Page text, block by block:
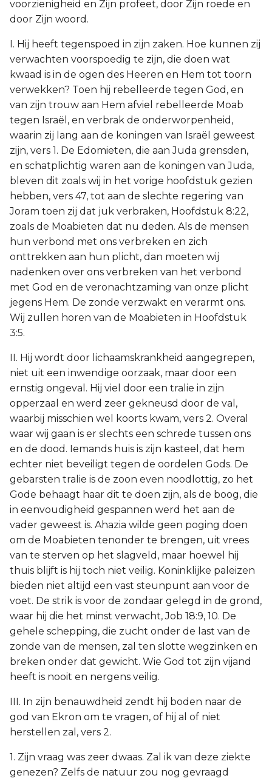
voorzienigheid en Zijn profeet, door Zijn roede en
door Zijn woord.
I. Hij heeft tegenspoed in zijn zaken. Hoe kunnen zij
verwachten voorspoedig te zijn, die doen wat
kwaad is in de ogen des Heeren en Hem tot toorn
verwekken? Toen hij rebelleerde tegen God, en
van zijn trouw aan Hem afviel rebelleerde Moab
tegen Israël, en verbrak de onderworpenheid,
waarin zij lang aan de koningen van Israël geweest
zijn, vers 1. De Edomieten, die aan Juda grensden,
en schatplichtig waren aan de koningen van Juda,
bleven dit zoals wij in het vorige hoofdstuk gezien
hebben, vers 47, tot aan de slechte regering van
Joram toen zij dat juk verbraken, Hoofdstuk 8:22,
zoals de Moabieten dat nu deden. Als de mensen
hun verbond met ons verbreken en zich
onttrekken aan hun plicht, dan moeten wij
nadenken over ons verbreken van het verbond
met God en de veronachtzaming van onze plicht
jegens Hem. De zonde verzwakt en verarmt ons.
Wij zullen horen van de Moabieten in Hoofdstuk
3:5.
II. Hij wordt door lichaamskrankheid aangegrepen,
niet uit een inwendige oorzaak, maar door een
ernstig ongeval. Hij viel door een tralie in zijn
opperzaal en werd zeer gekneusd door de val,
waarbij misschien wel koorts kwam, vers 2. Overal
waar wij gaan is er slechts een schrede tussen ons
en de dood. Iemands huis is zijn kasteel, dat hem
echter niet beveiligt tegen de oordelen Gods. De
gebarsten tralie is de zoon even noodlottig, zo het
Gode behaagt haar dit te doen zijn, als de boog, die
in eenvoudigheid gespannen werd het aan de
vader geweest is. Ahazia wilde geen poging doen
om de Moabieten tenonder te brengen, uit vrees
van te sterven op het slagveld, maar hoewel hij
thuis blijft is hij toch niet veilig. Koninklijke paleizen
bieden niet altijd een vast steunpunt aan voor de
voet. De strik is voor de zondaar gelegd in de grond,
waar hij die het minst verwacht, Job 18:9, 10. De
gehele schepping, die zucht onder de last van de
zonde van de mensen, zal ten slotte wegzinken en
breken onder dat gewicht. Wie God tot zijn vijand
heeft is nooit en nergens veilig.
III. In zijn benauwdheid zendt hij boden naar de
god van Ekron om te vragen, of hij al of niet
herstellen zal, vers 2.
1. Zijn vraag was zeer dwaas. Zal ik van deze ziekte
genezen? Zelfs de natuur zou nog gevraagd